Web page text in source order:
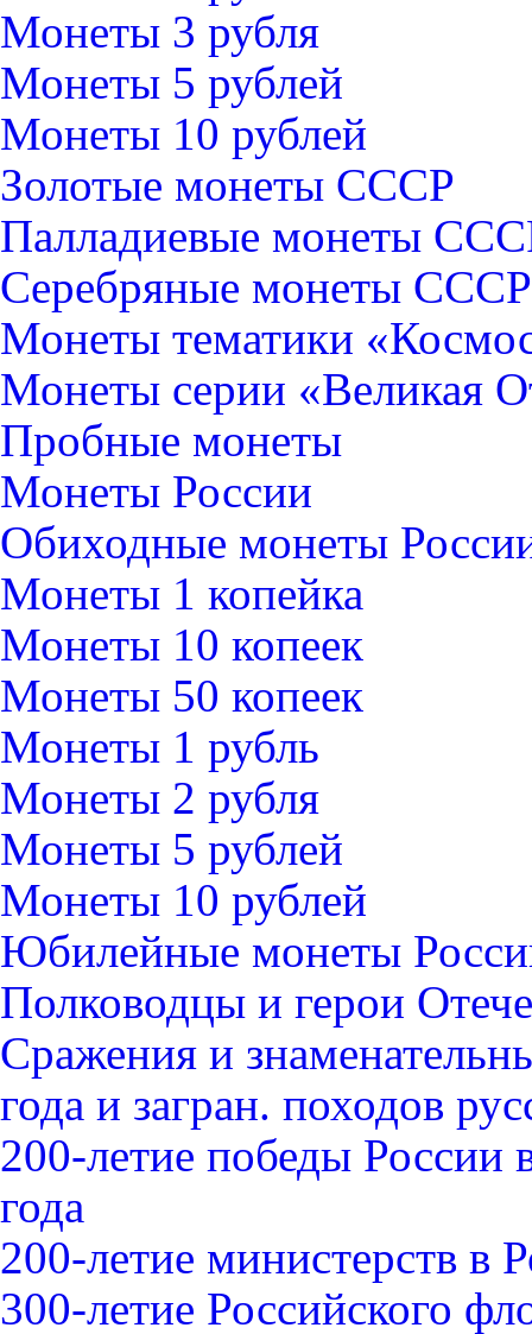
Монеты 3 рубля
Монеты 5 рублей
Монеты 10 рублей
Золотые монеты СССР
Палладиевые монеты
Серебряные монеты CCCР
Монеты тематики
Монеты серии «Великая
Пробные монеты
Монеты России
Обиходные монеты
Монеты 1 копейка
Монеты 10 копеек
Монеты 50 копеек
Монеты 1 рубль
Монеты 2 рубля
Монеты 5 рублей
Монеты 10 рублей
Юбилейные монеты
Полководцы и герои
Сражения и
года и загран. походов
200-летие победы России
года
200-летие министерств в
300-летие Российского